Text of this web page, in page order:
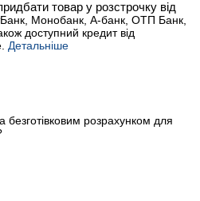
товар у розстрочку від
Монобанк, А-банк, ОТП Банк,
доступний кредит від
Детальніше
розрахунком для